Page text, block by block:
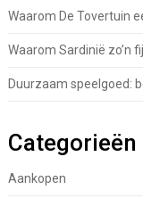
Waarom De Tovertuin
Waarom Sardinië zo’n
Duurzaam speelgoed:
Categorieën
Aankopen